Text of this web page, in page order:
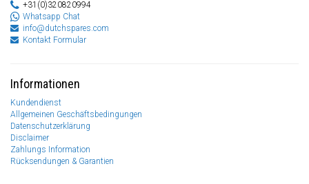
+31(0)320820994
Whatsapp Chat
info@dutchspares.com
Kontakt Formular
Informationen
Kundendienst
Allgemeinen Geschäftsbedingungen
Datenschutzerklärung
Disclaimer
Zahlungs Information
Rücksendungen & Garantien